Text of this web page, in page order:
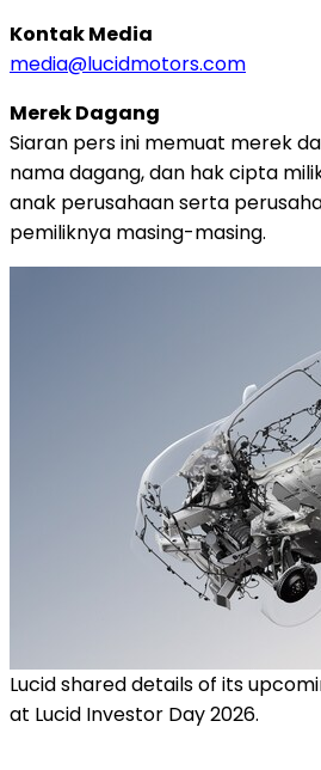
Kontak Media
media@lucidmotors.com
Merek Dagang
Siaran pers ini memuat merek
nama dagang, dan hak cipta
anak perusahaan serta
pemiliknya masing-masing.
Lucid shared details of its
at Lucid Investor Day 2026.